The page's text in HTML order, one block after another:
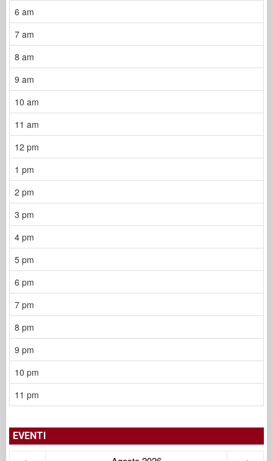
6 am
7 am
8 am
9 am
10 am
11 am
12 pm
1 pm
2 pm
3 pm
4 pm
5 pm
6 pm
7 pm
8 pm
9 pm
10 pm
11 pm
EVENTI